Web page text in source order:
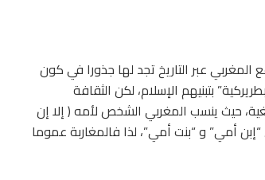
المغربي عبر التاريخ تجد لها جذورا في كون
بتبنيهم الإسلام، لكن الثقافة
حيث ينسب المغربي الشخص لأمه ( إلا إن
أمي” و “بنت أمي”، لذا فالمغاربة عموما